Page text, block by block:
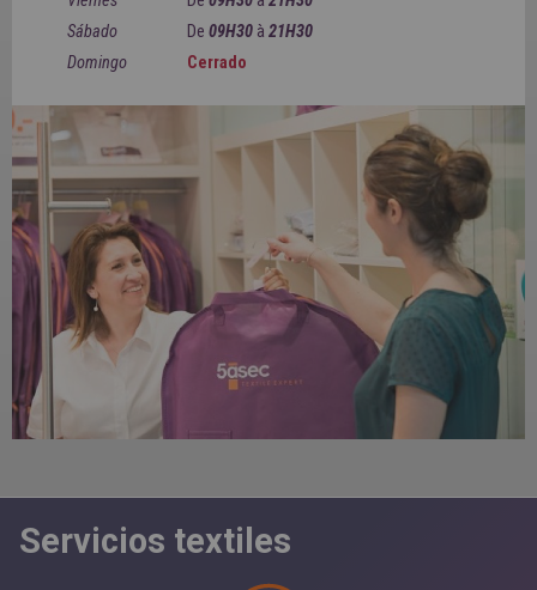
Sábado
De 09H30 à 21H30
Domingo
Cerrado
Servicios textiles